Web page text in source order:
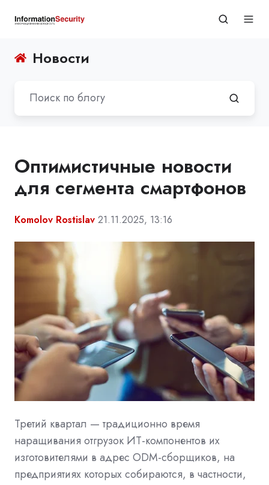
Новости
Оптимистичные новости
для сегмента смартфонов
Komolov Rostislav 21.11.2025, 13:16
Третий квартал — традиционно время
наращивания отгрузок ИТ-компонентов их
изготовителями в адрес ODM-сборщиков, на
предприятиях которых собираются, в частности,